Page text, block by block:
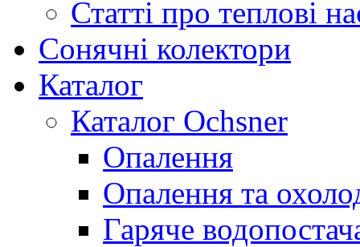
Статті про теплові
Сонячні колектори
Каталог
Каталог Ochsner
Опалення
Опалення та
Гаряче